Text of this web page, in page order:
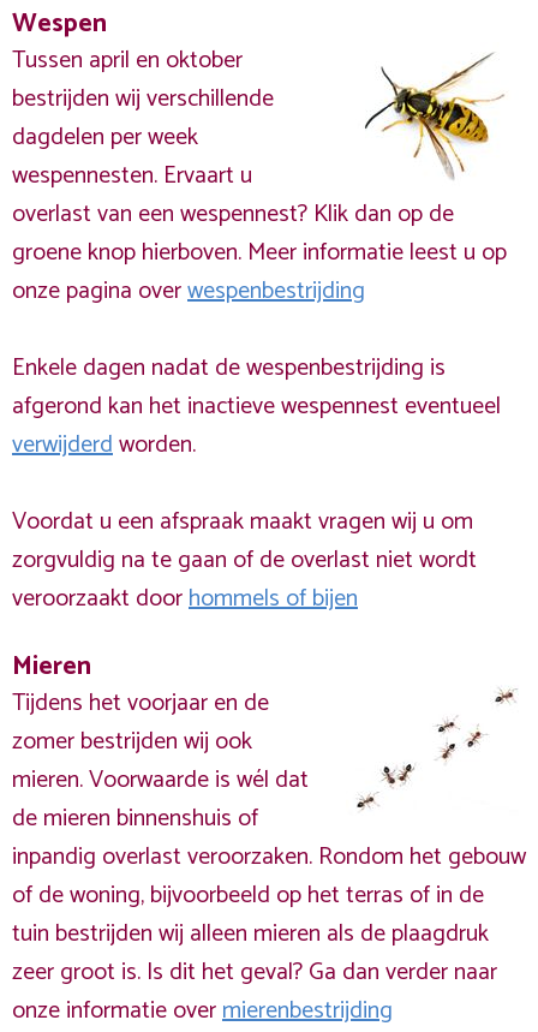
Wespen
Tussen april en oktober
bestrijden wij verschillende
dagdelen per week
wespennesten. Ervaart u
overlast van een wespennest? Klik dan op de
groene knop hierboven. Meer informatie leest u op
onze pagina overwespenbestrijding
Enkele dagen nadat de wespenbestrijding is
afgerond kan het inactieve wespennest eventueel
verwijderdworden.
Voordat u een afspraak maakt vragen wij u om
zorgvuldig na te gaan of de overlast niet wordt
veroorzaakt doorhommels of bijen
Mieren
Tijdens het voorjaar en de
zomer bestrijden wij ook
mieren. Voorwaarde is wél dat
de mieren binnenshuis of
inpandig overlast veroorzaken. Rondom het gebouw
of de woning, bijvoorbeeld op het terras of in de
tuin bestrijden wij alleen mieren als de plaagdruk
zeer groot is. Is dit het geval? Ga dan verder naar
onze informatie overmierenbestrijding